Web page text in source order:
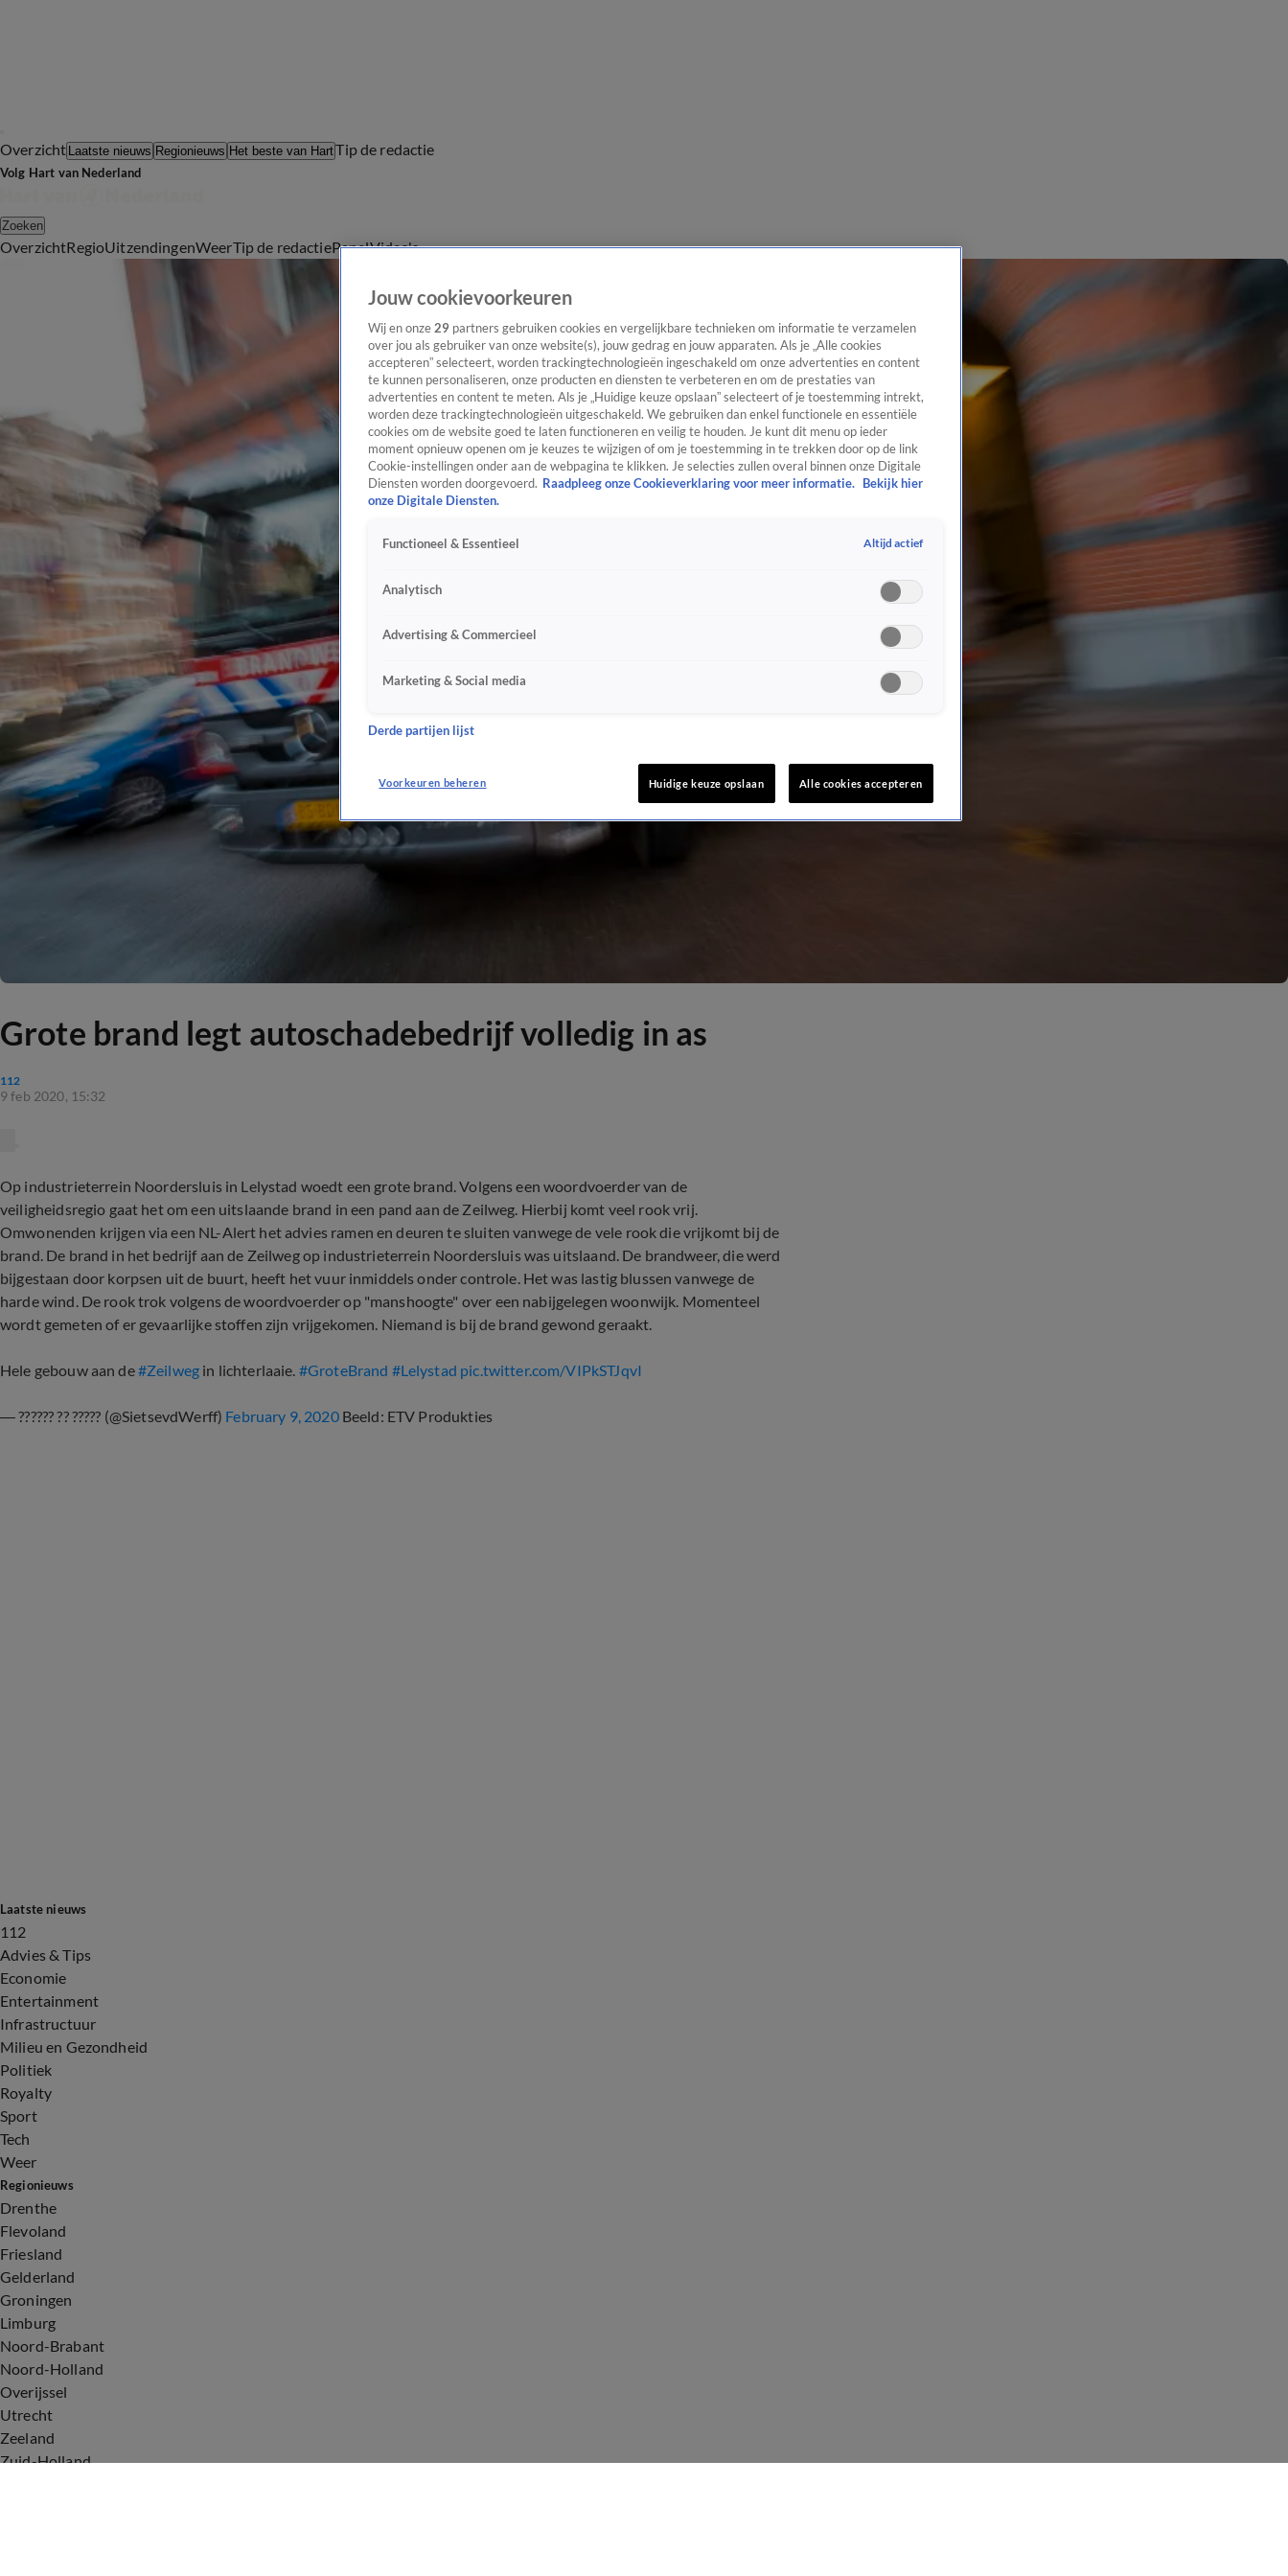
Overzicht Laatste nieuws Regionieuws Het beste van HartTip de redactie
Volg Hart van Nederland
Zoeken
OverzichtRegioUitzendingenWeerTip de redactiePanelVideo's
Grote brand legt autoschadebedrijf volledig in as
112
9 feb 2020, 15:32
Op industrieterrein Noordersluis in Lelystad woedt een grote brand. Volgens een woordvoerder van de
veiligheidsregio gaat het om een uitslaande brand in een pand aan de Zeilweg. Hierbij komt veel rook vrij.
Omwonenden krijgen via een NL-Alert het advies ramen en deuren te sluiten vanwege de vele rook die vrijkomt bij de
brand. De brand in het bedrijf aan de Zeilweg op industrieterrein Noordersluis was uitslaand. De brandweer, die werd
bijgestaan door korpsen uit de buurt, heeft het vuur inmiddels onder controle. Het was lastig blussen vanwege de
harde wind. De rook trok volgens de woordvoerder op "manshoogte" over een nabijgelegen woonwijk. Momenteel
wordt gemeten of er gevaarlijke stoffen zijn vrijgekomen. Niemand is bij de brand gewond geraakt.
Hele gebouw aan de#Zeilweg in lichterlaaie. #GroteBrand #Lelystad pic.twitter.com/VIPkSTJqvI
— ?????? ?? ????? (@SietsevdWerff) February 9, 2020Beeld: ETV Produkties
Laatste nieuws
112
Advies & Tips
Economie
Entertainment
Infrastructuur
Milieu en Gezondheid
Politiek
Royalty
Sport
Tech
Weer
Regionieuws
Drenthe
Flevoland
Friesland
Gelderland
Groningen
Limburg
Noord-Brabant
Noord-Holland
Overijssel
Utrecht
Zeeland
Zuid-Holland
Jouw cookievoorkeuren
Wij en onze 29 partners gebruiken cookies en vergelijkbare technieken om informatie te verzamelen
over jou als gebruiker van onze website(s), jouw gedrag en jouw apparaten. Als je „Alle cookies
accepteren” selecteert, worden trackingtechnologieën ingeschakeld om onze advertenties en content
te kunnen personaliseren, onze producten en diensten te verbeteren en om de prestaties van
advertenties en content te meten. Als je „Huidige keuze opslaan” selecteert of je toestemming intrekt,
worden deze trackingtechnologieën uitgeschakeld. We gebruiken dan enkel functionele en essentiële
cookies om de website goed te laten functioneren en veilig te houden. Je kunt dit menu op ieder
moment opnieuw openen om je keuzes te wijzigen of om je toestemming in te trekken door op de link
Cookie-instellingen onder aan de webpagina te klikken. Je selecties zullen overal binnen onze Digitale
Diensten worden doorgevoerd. Raadpleeg onze Cookieverklaring voor meer informatie.
Bekijk hier
onze Digitale Diensten.
Functioneel & Essentieel Altijd actief
Analytisch
Advertising & Commercieel
Marketing & Social media
Derde partijen lijst
Voorkeuren beheren Huidige keuze opslaan Alle cookies accepteren